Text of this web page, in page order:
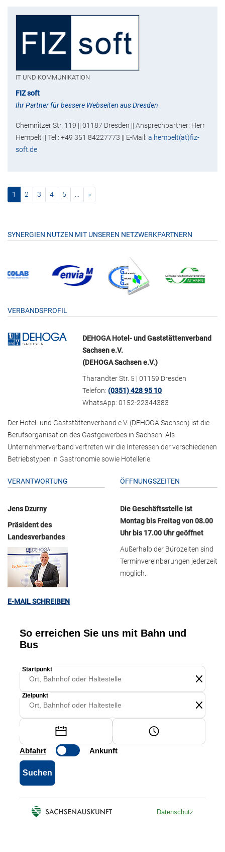
IT UND KOMMUNIKATION
FIZ soft
Ihr Partner für bessere Webseiten aus Dresden
Chemnitzer Str. 119 || 01187 Dresden || Ansprechpartner: Herr
Hempelt || Tel.: +49 351 84227773 || E-Mail: a.hempelt(at)fiz-
soft.de
1 (current)
2 3 4 5 »nächste
SYNERGIEN NUTZEN MIT UNSEREN NETZWERKPARTNERN
VERBANDSPROFIL
DEHOGA Hotel- und Gaststättenverband
Sachsen e.V.
(DEHOGA Sachsen e.V.)
Tharandter Str. 5 | 01159 Dresden
Telefon:(0351) 428 95 10
WhatsApp: 0152-22344383
Der Hotel- und Gaststättenverband e.V. (DEHOGA Sachsen) ist die
Berufsorganisation des Gastgewerbes in Sachsen. Als
Unternehmerverband vertreten wir die Interessen der verschiedenen
Betriebstypen in Gastronomie sowie Hotellerie.
VERANTWORTUNG
Jens Dzurny
Präsident des
Landesverbandes
E-MAIL SCHREIBEN
ÖFFNUNGSZEITEN
Die Geschäftsstelle ist
Montag bis Freitag von 08.00
Uhr bis 17.00 Uhr geöffnet
Außerhalb der Bürozeiten sind
Terminvereinbarungen jederzeit
möglich.